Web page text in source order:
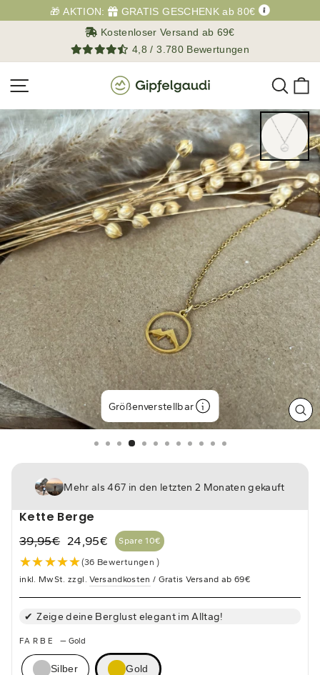
zum
🎁 AKTION:
GRATIS GESCHENK ab 80€
Kostenloser Versand ab 69€
4,8 / 3.780 Bewertungen
Seitennavigation
Größenverstellbar
Mehr als 467 in den letzten 2 Monaten gekauft
Kette Berge
Normaler
Preis
39,95€
Sonderpreis24,95€ Spare 10€
★★★★★
★★★★★(36 Bewertungen )
inkl. MwSt. zzgl.Versandkosten / Gratis Versand ab 69€
Zeige deine Berglust elegant im Alltag!
FARBE — Gold
Silber Gold